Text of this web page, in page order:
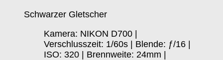
Schwarzer Gletscher
Kamera: NIKON D700 |
Verschlusszeit: 1/60s | Blende: ƒ/16 |
ISO: 320 | Brennweite: 24mm |